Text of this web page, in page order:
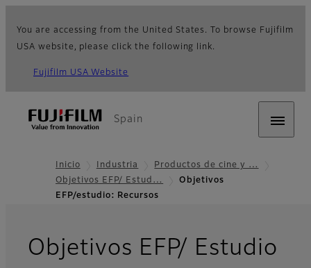
You are accessing from the United States. To browse Fujifilm
USA website, please click the following link.
Fujifilm USA Website
Spain
Inicio Industria
Productos de cine y …
Objetivos EFP/ Estud…
Objetivos
EFP/estudio: Recursos
Objetivos EFP/ Estudio